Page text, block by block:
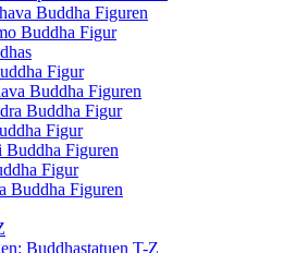
Buddha Figuren
Buddha Figur
Figur
Buddha Figuren
Buddha Figur
Figur
Buddha Figuren
Figur
Buddha Figuren
Buddhastatuen T-Z